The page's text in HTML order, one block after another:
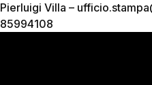
Pierluigi Villa –
85994108